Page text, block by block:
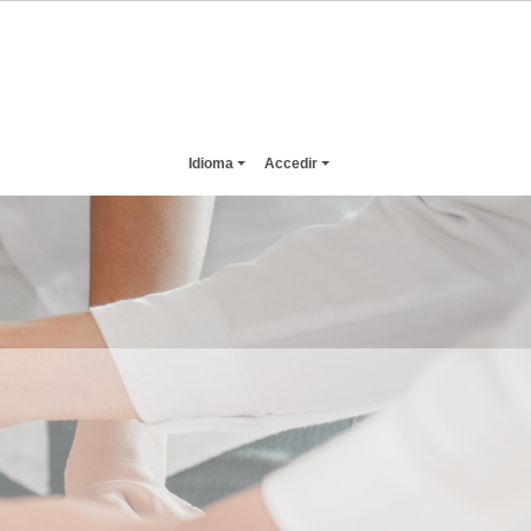
Idioma Accedir